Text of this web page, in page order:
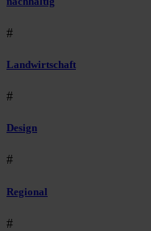
#
Landwirtschaft
#
Design
#
Regional
#